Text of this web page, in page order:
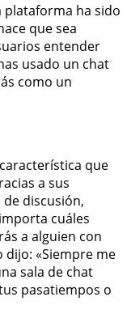
plataforma ha sido
que sea
entender
usado un chat
como un
que
a sus
discusión,
cuáles
a alguien con
dijo: «Siempre me
sala de chat
pasatiempos o